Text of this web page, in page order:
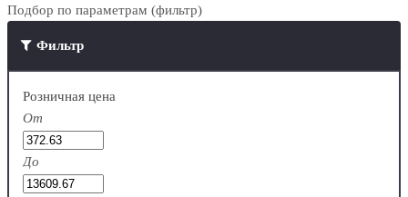
Подбор по параметрам (фильтр)
Фильтр
Розничная цена
От
До